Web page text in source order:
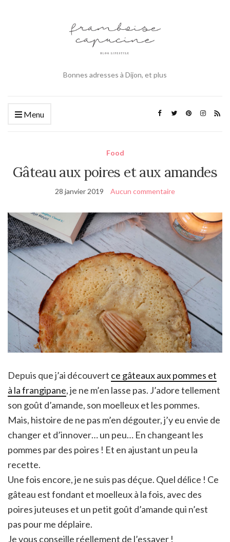
Bonnes adresses à Dijon, et plus
Menu
Food
Gâteau aux poires et aux amandes
28 janvier 2019 Aucun commentaire
Depuis que j’ai découvert ce gâteaux aux pommes et
à la frangipane, je ne m’en lasse pas. J’adore tellement
son goût d’amande, son moelleux et les pommes.
Mais, histoire de ne pas m’en dégouter, j’y eu envie de
changer et d’innover… un peu… En changeant les
pommes par des poires ! Et en ajustant un peu la
recette.
Une fois encore, je ne suis pas déçue. Quel délice ! Ce
gâteau est fondant et moelleux à la fois, avec des
poires juteuses et un petit goût d’amande qui n’est
pas pour me déplaire.
Je vous conseille réellement de l’essayer !